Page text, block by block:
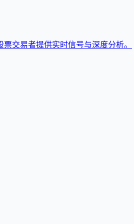
交易者提供实时信号与深度分析。